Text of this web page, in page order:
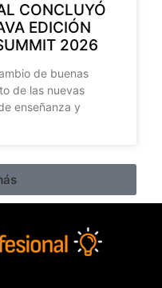
CONCLUYÓ
EDICIÓN
2026
de buenas
de las nuevas
enseñanza y